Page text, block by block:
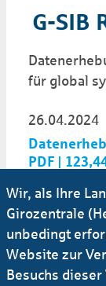
G-SIB
für global
26.04.2024
PDF |
03.04.2023
PDF |
Wir, als Ihre
Girozentrale
unbedingt
Website zur
Besuchs